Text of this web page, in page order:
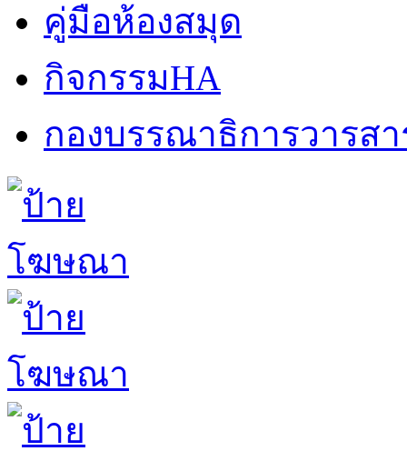
คู่มือห้องสมุด
กิจกรรมHA
กองบรรณาธิการวารส